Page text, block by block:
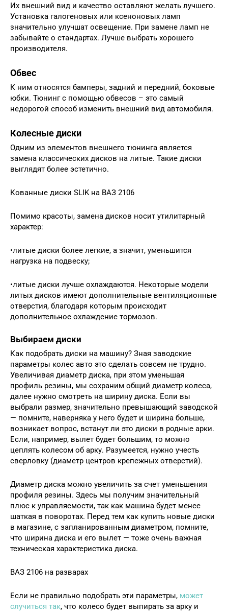
Их внешний вид и качество оставляют желать лучшего.
Установка галогеновых или ксеноновых ламп
значительно улучшат освещение. При замене ламп не
забывайте о стандартах. Лучше выбрать хорошего
производителя.
Обвес
К ним относятся бамперы, задний и передний, боковые
юбки. Тюнинг с помощью обвесов – это самый
недорогой способ изменить внешний вид автомобиля.
Колесные диски
Одним из элементов внешнего тюнинга является
замена классических дисков на литые. Такие диски
выглядят более эстетично.
Кованные диски SLIK на ВАЗ 2106
Помимо красоты, замена дисков носит утилитарный
характер:
•литые диски более легкие, а значит, уменьшится
нагрузка на подвеску;
•литые диски лучше охлаждаются. Некоторые модели
литых дисков имеют дополнительные вентиляционные
отверстия, благодаря которым происходит
дополнительное охлаждение тормозов.
Выбираем диски
Как подобрать диски на машину? Зная заводские
параметры колес авто это сделать совсем не трудно.
Увеличивая диаметр диска, при этом уменьшая
профиль резины, мы сохраним общий диаметр колеса,
далее нужно смотреть на ширину диска. Если вы
выбрали размер, значительно превышающий заводской
— помните, наверняка у него будет и ширина больше,
возникает вопрос, встанут ли это диски в родные арки.
Если, например, вылет будет большим, то можно
цеплять колесом об арку. Разумеется, нужно учесть
сверловку (диаметр центров крепежных отверстий).
Диаметр диска можно увеличить за счет уменьшения
профиля резины. Здесь мы получим значительный
плюс к управляемости, так как машина будет менее
шаткая в поворотах. Перед тем как купить новые диски
в магазине, с запланированным диаметром, помните,
что ширина диска и его вылет — тоже очень важная
техническая характеристика диска.
ВАЗ 2106 на разварах
Если не правильно подобрать эти параметры, может
случиться так, что колесо будет выпирать за арку и